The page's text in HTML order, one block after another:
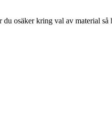
osäker kring val av material så